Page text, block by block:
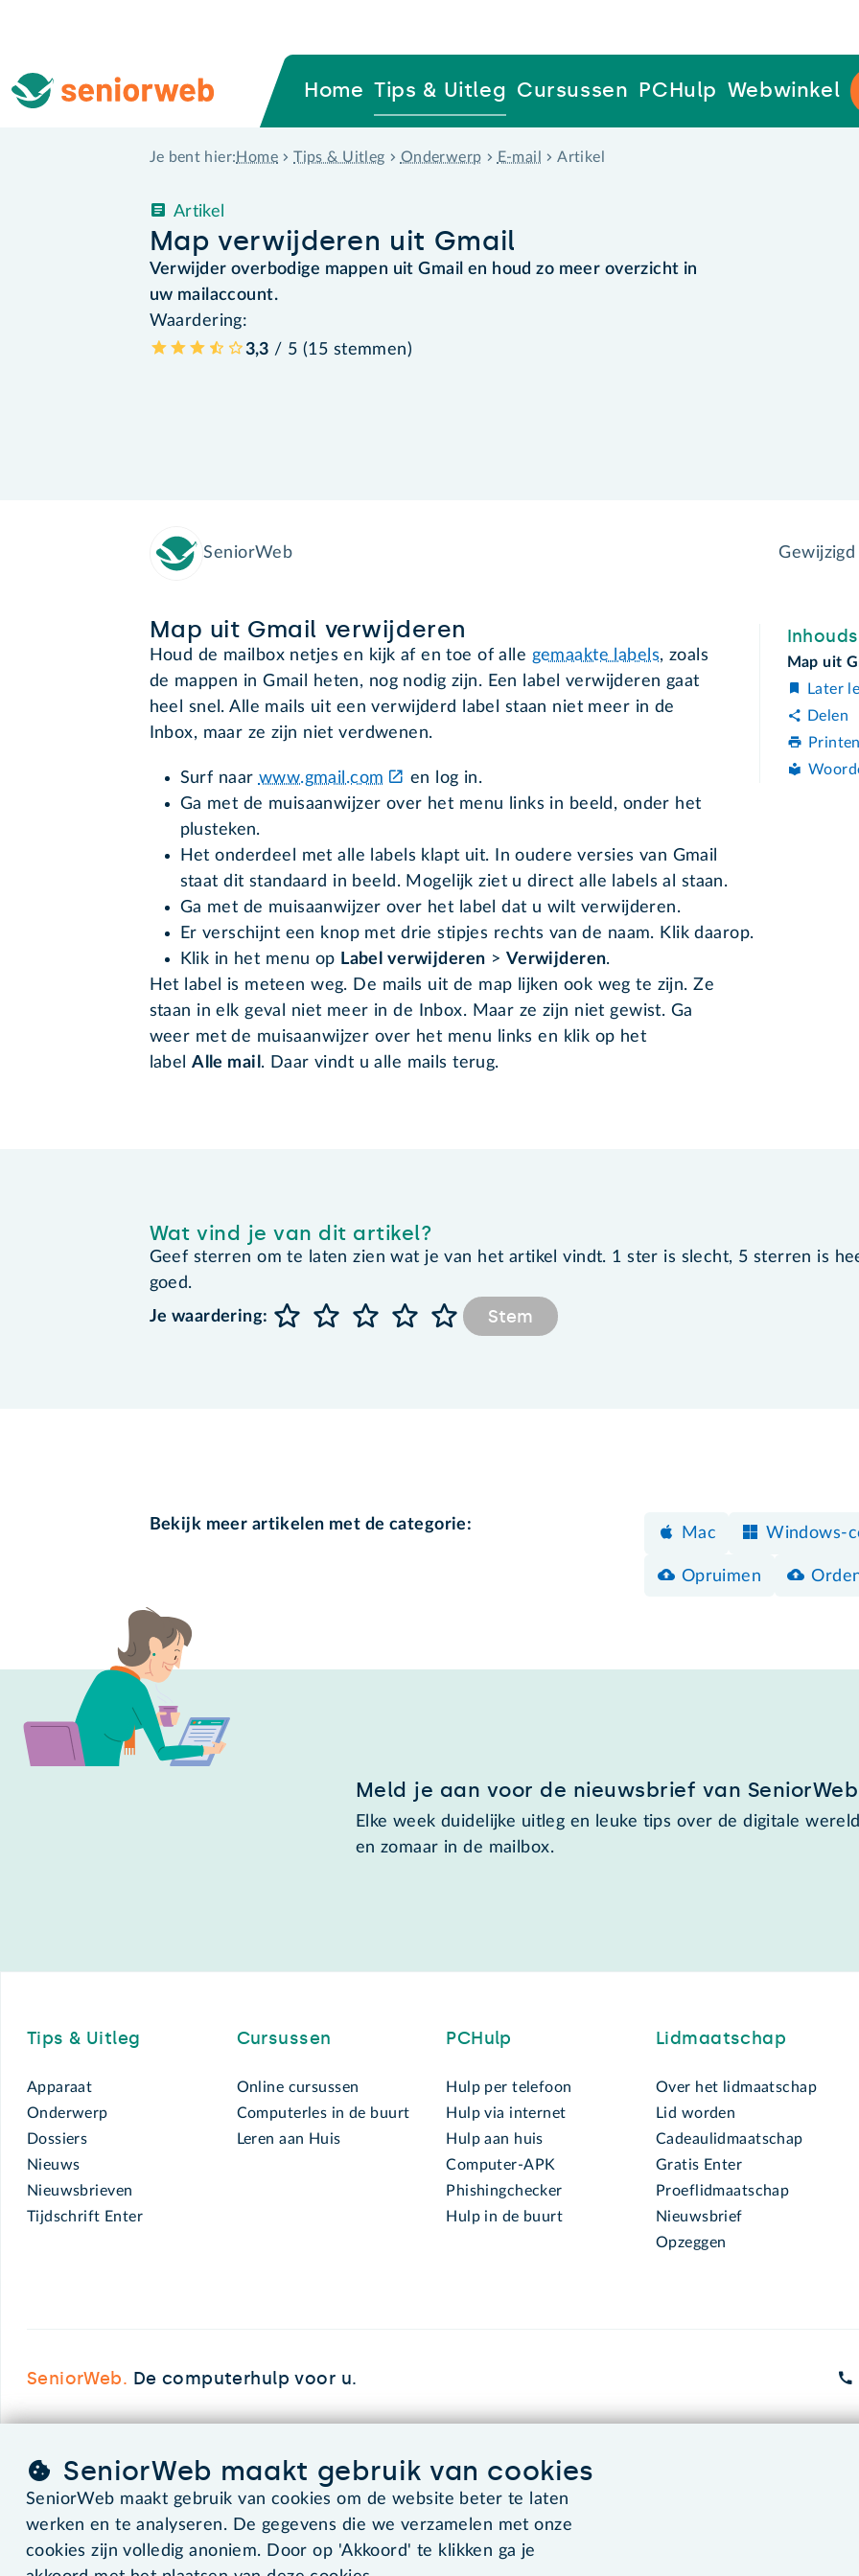
Home Tips & Uitleg Cursussen PCHulp Webwinkel
Je bent hier: Home Tips & Uitleg Onderwerp E-mail Artikel
Map verwijderen uit Gmail
Artikel
Verwijder overbodige mappen uit Gmail en houd zo meer overzicht in
uw mailaccount.
Waardering:
3,3 / 5 (15 stemmen)
SeniorWeb
Map uit Gmail verwijderen
Houd de mailbox netjes en kijk af en toe of alle gemaakte labels, zoals
de mappen in Gmail heten, nog nodig zijn. Een label verwijderen gaat
heel snel. Alle mails uit een verwijderd label staan niet meer in de
Inbox, maar ze zijn niet verdwenen.
Surf naar www.gmail.com
en log in.
Ga met de muisaanwijzer over het menu links in beeld, onder het
plusteken.
Het onderdeel met alle labels klapt uit. In oudere versies van Gmail
staat dit standaard in beeld. Mogelijk ziet u direct alle labels al staan.
Ga met de muisaanwijzer over het label dat u wilt verwijderen.
Er verschijnt een knop met drie stipjes rechts van de naam. Klik daarop.
Klik in het menu op Label verwijderen > Verwijderen.
Het label is meteen weg. De mails uit de map lijken ook weg te zijn. Ze
staan in elk geval niet meer in de Inbox. Maar ze zijn niet gewist. Ga
weer met de muisaanwijzer over het menu links en klik op het
labelAlle mail . Daar vindt u alle mails terug.
Map uit
Later
Delen
Wat vind je van dit artikel?
Geef sterren om te laten zien wat je van het artikel vindt. 1 ster is slecht, 5 sterren is
goed.
Je waardering:
Stem
Bekijk meer artikelen met de categorie:
Mac Windows-
Opruimen
Meld je aan voor de nieuwsbrief van SeniorWeb
Elke week duidelijke uitleg en leuke tips over de digitale
en zomaar in de mailbox.
Tips & Uitleg
Apparaat
Onderwerp
Dossiers
Nieuws
Nieuwsbrieven
Tijdschrift Enter
Cursussen
Online cursussen
Computerles in de buurt
Leren aan Huis
PCHulp
Hulp per telefoon
Hulp via internet
Hulp aan huis
Computer-APK
Phishingchecker
Hulp in de buurt
Lidmaatschap
Over het lidmaatschap
Lid worden
Cadeaulidmaatschap
Gratis Enter
Proeflidmaatschap
Nieuwsbrief
Opzeggen
SeniorWeb. De computerhulp voor u.
©2026 SeniorWeb
SeniorWeb maakt gebruik van cookies
SeniorWeb maakt gebruik van cookies om de website beter te laten
werken en te analyseren. De gegevens die we verzamelen met onze
cookies zijn volledig anoniem. Door op 'Akkoord' te klikken ga je